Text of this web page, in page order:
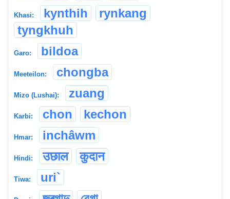
Khasi: kynthih
rynkang
tyngkhuh
Garo: bildoa
Meeteilon: chongba
Mizo (Lushai): zuang
Karbi: chon kechon
Hmar: inchâwm
Hindi: उछाल कुदान
Tiwa: uri`